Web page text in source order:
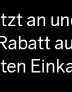
an